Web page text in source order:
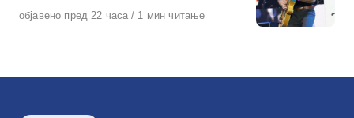
Објавено
објавено пред 22 часа 1 мин читање